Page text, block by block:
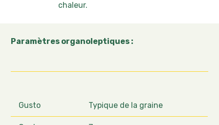
chaleur.
Paramètres organoleptiques :
Gusto Typique de la graine